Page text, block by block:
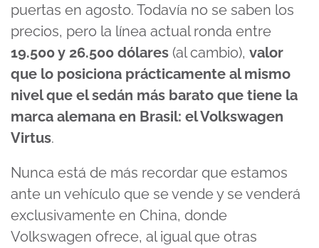
puertas en agosto. Todavía no se saben los
precios, pero la línea actual ronda entre
19.500 y 26.500 dólares (al cambio), valor
que lo posiciona prácticamente al mismo
nivel que el sedán más barato que tiene la
marca alemana en Brasil: el Volkswagen
Virtus.
Nunca está de más recordar que estamos
ante un vehículo que se vende y se venderá
exclusivamente en China, donde
Volkswagen ofrece, al igual que otras